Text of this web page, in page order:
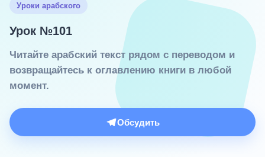
Уроки арабского
Урок №101
Читайте арабский текст рядом с переводом и
возвращайтесь к оглавлению книги в любой
момент.
Обсудить